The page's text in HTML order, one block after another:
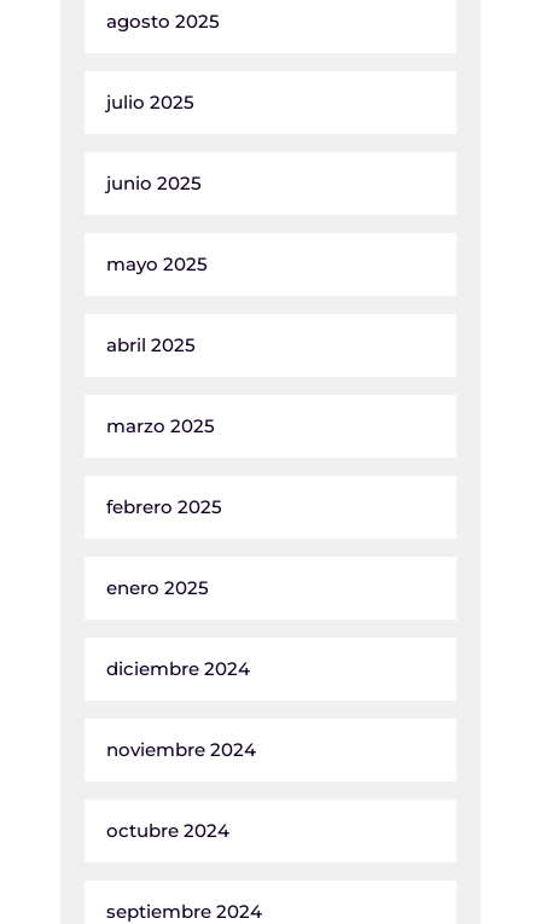
agosto 2025
julio 2025
junio 2025
mayo 2025
abril 2025
marzo 2025
febrero 2025
enero 2025
diciembre 2024
noviembre 2024
octubre 2024
septiembre 2024